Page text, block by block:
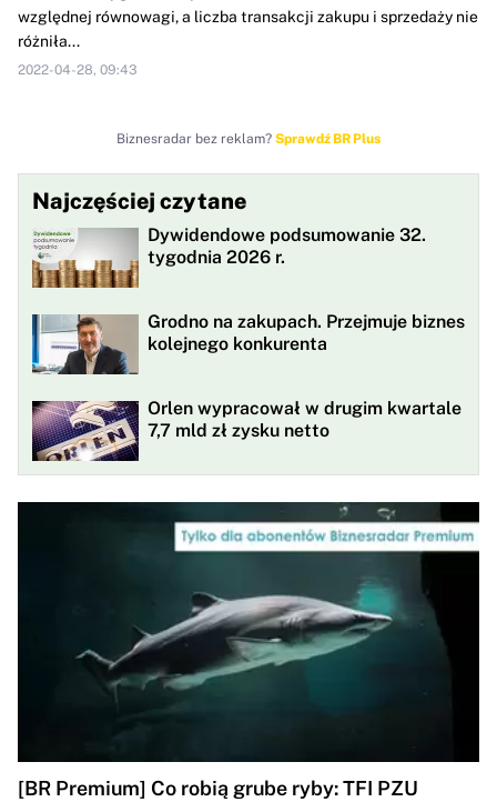
względnej równowagi, a liczba transakcji zakupu i sprzedaży nie
różniła...
2022-04-28, 09:43
Biznesradar bez reklam? Sprawdź BR Plus
Najczęściej czytane
Dywidendowe podsumowanie 32.
tygodnia 2026 r.
Grodno na zakupach. Przejmuje biznes
kolejnego konkurenta
Orlen wypracował w drugim kwartale
7,7 mld zł zysku netto
[BR Premium] Co robią grube ryby: TFI PZU